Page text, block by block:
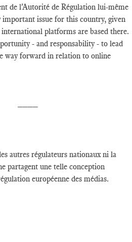
de l'Autorité de Régulation lui-même
issue for this country, given
platforms are based there.
- and responsability - to lead
way forward in relation to online
autres régulateurs nationaux ni la
partagent une telle conception
européenne des médias.